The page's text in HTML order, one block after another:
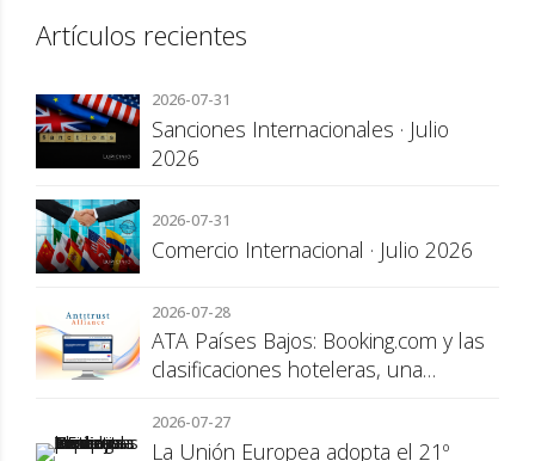
Artículos recientes
2026-07-31
Sanciones Internacionales · Julio
2026
2026-07-31
Comercio Internacional · Julio 2026
2026-07-28
ATA Países Bajos: Booking.com y las
clasificaciones hoteleras, una
consumidor
2026-07-27
La Unión Europea adopta el 21º